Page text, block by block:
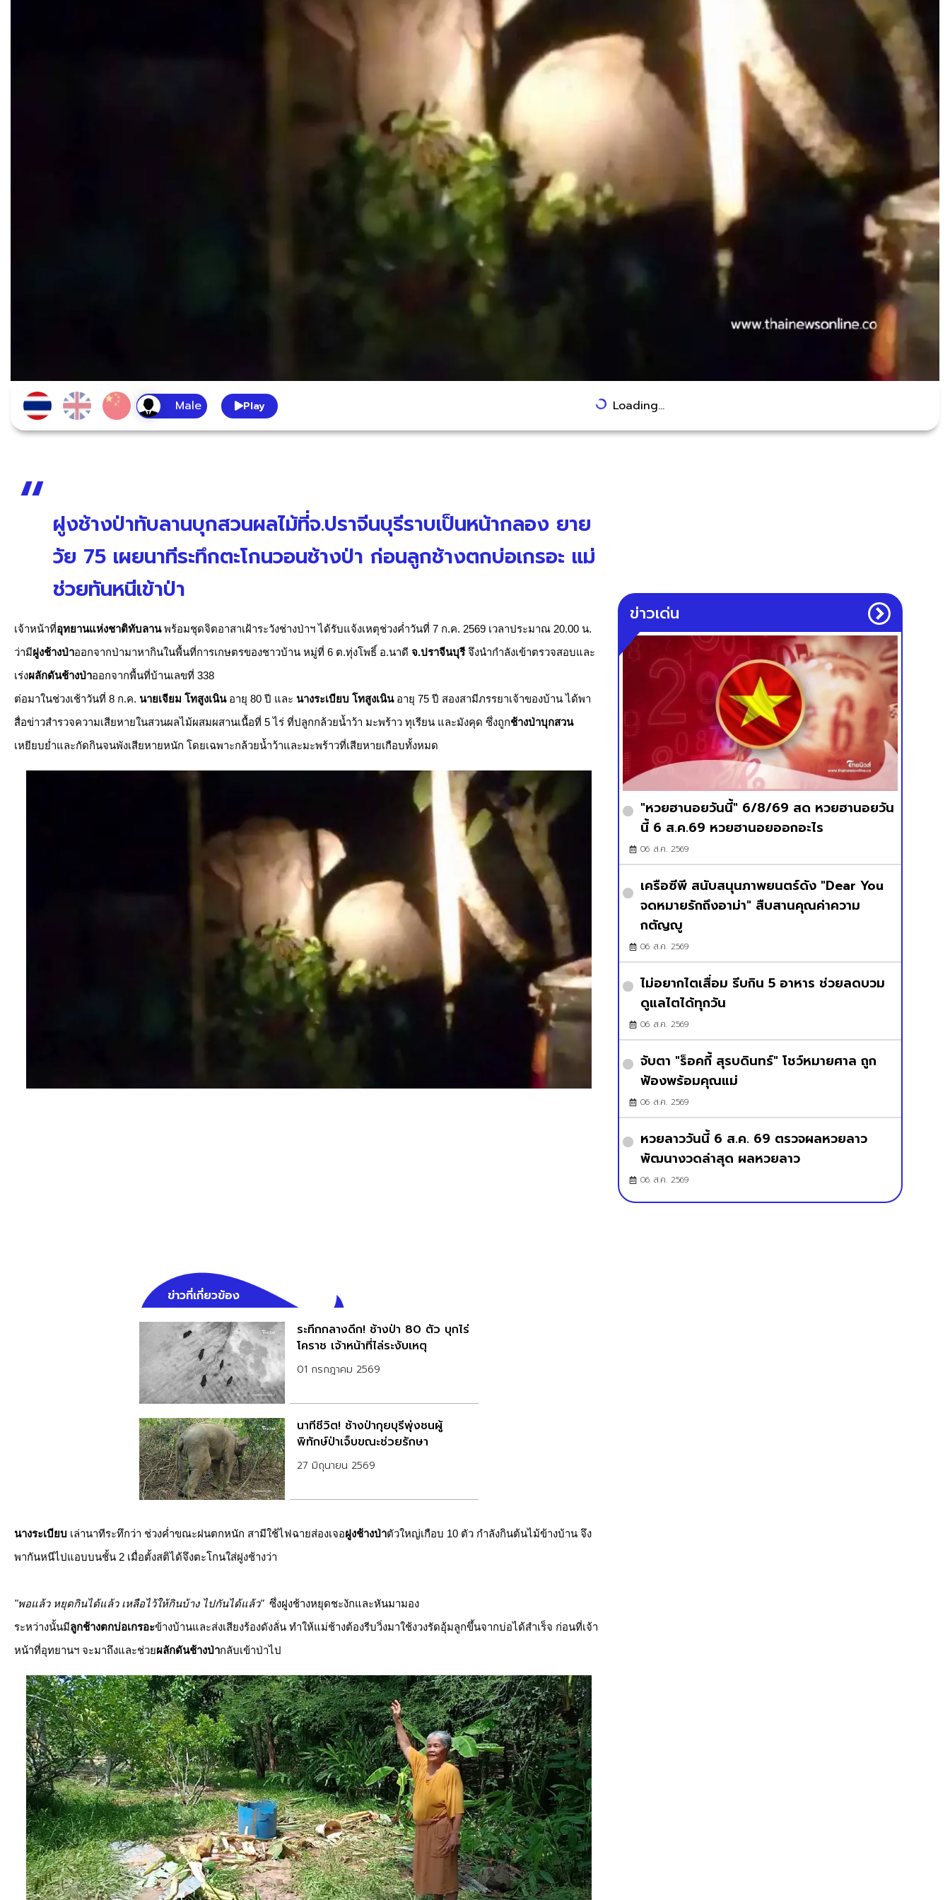
Play Loading...
ฝูงช้างป่าทับลานบุกสวนผลไม้ที่จ.ปราจีนบุรีราบเป็นหน้ากลอง ยาย
วัย 75 เผยนาทีระทึกตะโกนวอนช้างป่า ก่อนลูกช้างตกบ่อเกรอะ แม่
ช่วยทันหนีเข้าป่า
เจ้าหน้าที่อุทยานแห่งชาติทับลานพร้อมชุดจิตอาสาเฝ้าระวังช่างป่าฯ ได้รับแจ้งเหตุช่วงค่ำวันที่ 7 ก.ค. 2569 เวลาประมาณ 20.00 น.
ว่ามีฝูงช้างป่าออกจากป่ามาหากินในพื้นที่การเกษตรของชาวบ้าน หมู่ที่ 6 ต.ทุ่งโพธิ์ อ.นาดี จ.ปราจีนบุรีจึงนำกำลังเข้าตรวจสอบและ
เร่งผลักดันช้างป่าออกจากพื้นที่บ้านเลขที่ 338
​ต่อมาในช่วงเช้าวันที่ 8 ก.ค. นายเจียม โทสูงเนินอายุ 80 ปี และ นางระเบียบ โทสูงเนินอายุ 75 ปี สองสามีภรรยาเจ้าของบ้าน ได้พา
สื่อข่าวสำรวจความเสียหายในสวนผลไม้ผสมผสานเนื้อที่ 5 ไร่ ที่ปลูกกล้วยน้ำว้า มะพร้าว ทุเรียน และมังคุด ซึ่งถูกช้างป่าบุกสวน
เหยียบย่ำและกัดกินจนพังเสียหายหนัก โดยเฉพาะกล้วยน้ำว้าและมะพร้าวที่เสียหายเกือบทั้งหมด
ข่าวที่เกี่ยวข้อง
ระทึกกลางดึก! ช้างป่า 80 ตัว บุกไร่
โคราช เจ้าหน้าที่ไล่ระงับเหตุ
01 กรกฎาคม 2569
นาทีชีวิต! ช้างป่ากุยบุรีพุ่งชนผู้
พิทักษ์ป่าเจ็บขณะช่วยรักษา
27 มิถุนายน 2569
นางระเบียบ เล่านาทีระทึกว่า ช่วงค่ำขณะฝนตกหนัก สามีใช้ไฟฉายส่องเจอฝูงช้างป่าตัวใหญ่เกือบ 10 ตัว กำลังกินต้นไม้ข้างบ้าน จึง
พากันหนีไปแอบบนชั้น 2 เมื่อตั้งสติได้จึงตะโกนใส่ฝูงช้างว่า
"พอแล้ว หยุดกินได้แล้ว เหลือไว้ให้กินบ้าง ไปกันได้แล้ว"ซึ่งฝูงช้างหยุดชะงักและหันมามอง
​ระหว่างนั้นมีลูกช้างตกบ่อเกรอะข้างบ้านและส่งเสียงร้องดังลั่น ทำให้แม่ช้างต้องรีบวิ่งมาใช้งวงรัดอุ้มลูกขึ้นจากบ่อได้สำเร็จ ก่อนที่เจ้า
หน้าที่อุทยานฯ จะมาถึงและช่วยผลักดันช้างป่ากลับเข้าป่าไป
ข่าวเด่น
"หวยฮานอยวันนี้" 6/8/69 สด หวยฮานอยวัน
นี้ 6 ส.ค.69 หวยฮานอยออกอะไร
06 ส.ค. 2569
เครือซีพี สนับสนุนภาพยนตร์ดัง "Dear You
จดหมายรักถึงอาม่า" สืบสานคุณค่าความ
กตัญญู
06 ส.ค. 2569
ไม่อยากไตเสื่อม รีบกิน 5 อาหาร ช่วยลดบวม
ดูแลไตได้ทุกวัน
06 ส.ค. 2569
จับตา "ร็อคกี้ สุรบดินทร์" โชว์หมายศาล ถูก
ฟ้องพร้อมคุณแม่
06 ส.ค. 2569
หวยลาววันนี้ 6 ส.ค. 69 ตรวจผลหวยลาว
พัฒนางวดล่าสุด ผลหวยลาว
06 ส.ค. 2569